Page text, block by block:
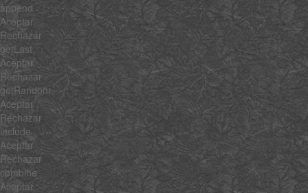
append
Aceptar
Rechazar
getLast
Aceptar
Rechazar
getRandom
Aceptar
Rechazar
include
Aceptar
Rechazar
combine
Aceptar